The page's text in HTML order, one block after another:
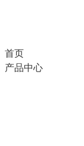
首页
产品中心